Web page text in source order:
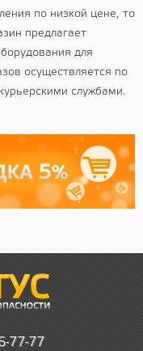
по низкой цене, то
предлагает
для
осуществляется по
службами.
-77-77